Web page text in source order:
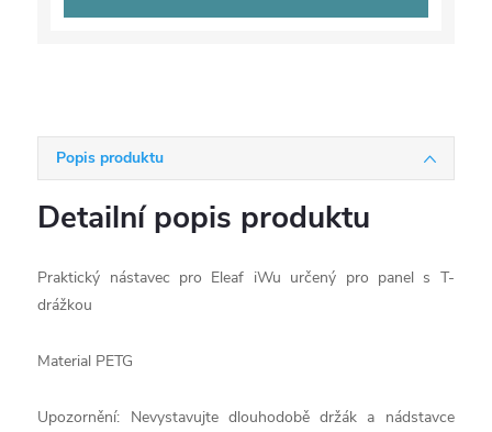
Popis produktu
Detailní popis produktu
Praktický nástavec pro Eleaf iWu určený pro panel s T-
drážkou
Material PETG
Upozornění: Nevystavujte dlouhodobě držák a nádstavce